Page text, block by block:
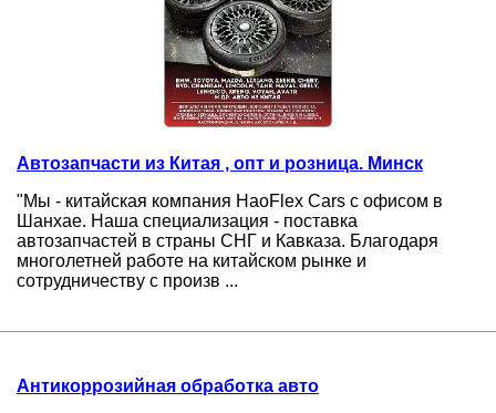
Автозапчасти из Китая , опт и розница. Минск
"Мы - китайская компания HaoFlex Cars с офисом в
Шанхае. Наша специализация - поставка
автозапчастей в страны СНГ и Кавказа. Благодаря
многолетней работе на китайском рынке и
сотрудничеству с произв ...
Антикоррозийная обработка авто